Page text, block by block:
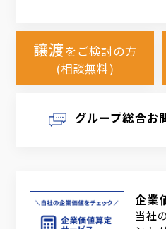
譲渡をご検討の方
(相談無料)
グループ総合お
企業
当社